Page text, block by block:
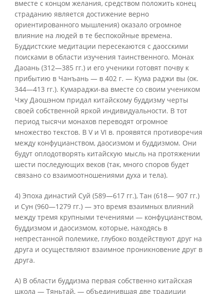
вместе с концом желания, средством положить конец
страданию является достижение верно
ориентированного мышления) оказало огромное
влияние на людей в те беспокойные времена.
Буддистские медитации пересекаются с даосскими
поисками в области изучения таинственного. Монах
Даоань (312—385 гг.) и его ученики готовят почву к
прибытию в Чанъань — в 402 г. — Кума раджи вы (ок.
344—413 гг.). Кумараджи-ва вместе со своим учеником
Чжу Даошэном придал китайскому буддизму черты
своей собственной яркой индивидуальности. В тот
период тысячи монахов переводят огромное
множество текстов. В V и VI в. проявятся противоречия
между конфуцианством, даосизмом и буддизмом. Они
будут оплодотворять китайскую мысль на протяжении
шести последующих веков (так, много споров будет
связано со взаимоотношениями духа и тела).
4) Эпоха династий Суй (589—617 гг.), Тан (618— 907 гг.)
и Сун (960—1279 гг.) — это время взаимных влияний
между тремя крупными течениями — конфуцианством,
буддизмом и даосизмом, которые, находясь в
непрестанной полемике, глубоко воздействуют друг на
друга и осуществляют взаимное проникновение друг в
друга.
А) В области буддизма первая собственно китайская
школа — Тяньтай, — объединившая две традиции